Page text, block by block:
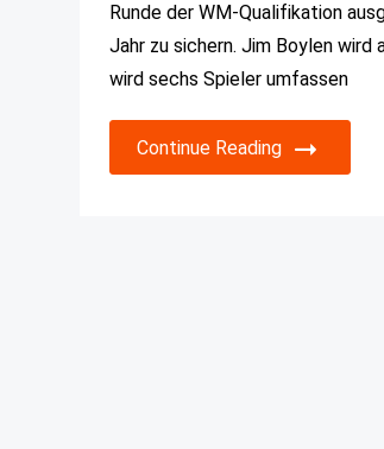
Runde der WM-Qualifikation
Jahr zu sichern. Jim Boylen wird
wird sechs Spieler umfassen
Continue Reading